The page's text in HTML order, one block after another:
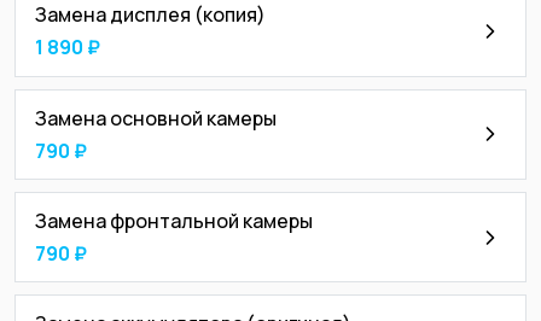
Замена дисплея (копия)
1 890 ₽
Замена основной камеры
790 ₽
Замена фронтальной камеры
790 ₽